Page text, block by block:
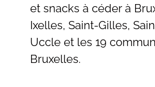
et snacks à céder à
Ixelles, Saint-Gilles,
Uccle et les 19
Bruxelles.